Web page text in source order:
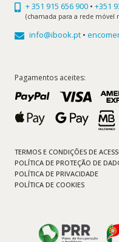
+ 351 915 656 900 • +351
(chamada para a rede móvel
info@ibook.pt •
Pagamentos aceites:
TERMOS E CONDIÇÕES DE
POLÍTICA DE PROTEÇÃO DE
POLÍTICA DE PRIVACIDADE
POLÍTICA DE COOKIES